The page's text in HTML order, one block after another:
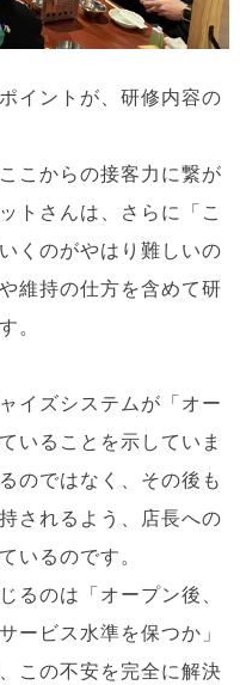
イントが、研修内容の
こからの接客力に繋が
トさんは、さらに「こ
くのがやはり難しいの
維持の仕方を含めて研
。
イズシステムが「オー
いることを示していま
のではなく、その後も
されるよう、店長への
いるのです。
るのは「オープン後、
ービス水準を保つか」
この不安を完全に解決